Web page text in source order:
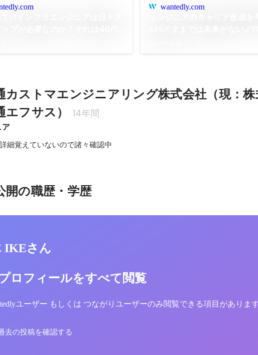
wantedly.com
カストマエンジニアリング株式会社（現：
エフサス）
14年間
細覚えていないので諸々確認中
開の職歴・学歴
IKEさん
ロフィールをすべて閲覧
ユーザー もしくは つながりユーザーのみ閲覧できる項目がありま
去の投稿を確認する